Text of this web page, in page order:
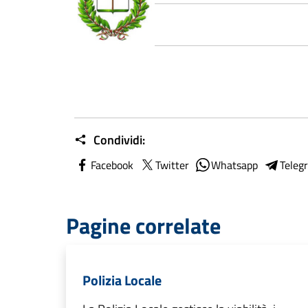
Condividi:
Facebook Twitter Whatsapp
Pagine correlate
Polizia Locale